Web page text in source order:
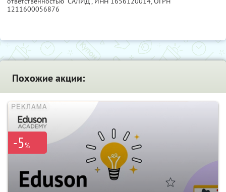
1211600056876
Похожие акции:
-5%